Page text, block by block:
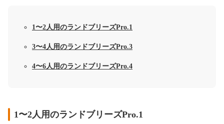
1〜2人用のランドブリーズPro.1
3〜4人用のランドブリーズPro.3
4〜6人用のランドブリーズPro.4
1〜2人用のランドブリーズPro.1